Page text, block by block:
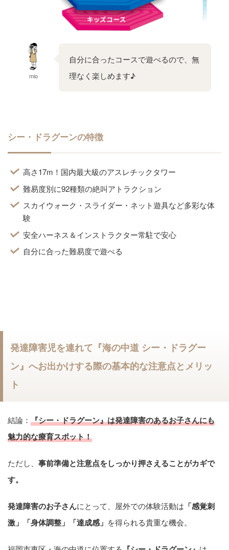
mio
自分に合ったコースで遊べるので、無
理なく楽しめます♪
シー・ドラグーンの特徴
高さ17m！国内最大級のアスレチックタワー
難易度別に92種類の絶叫アトラクション
スカイウォーク・スライダー・ネット遊具など多彩な体
験
安全ハーネス＆インストラクター常駐で安心
自分に合った難易度で遊べる
発達障害児を連れて『海の中道 シー・ドラグー
ン』へお出かけする際の基本的な注意点とメリッ
ト
結論： 『シー・ドラグーン』は発達障害のあるお子さんにも
魅力的な療育スポット！
ただし、 事前準備と注意点をしっかり押さえることがカギで
す。
発達障害のお子さんにとって、屋外での体験活動は 「感覚刺
激」「身体調整」「達成感」 を得られる貴重な機会。